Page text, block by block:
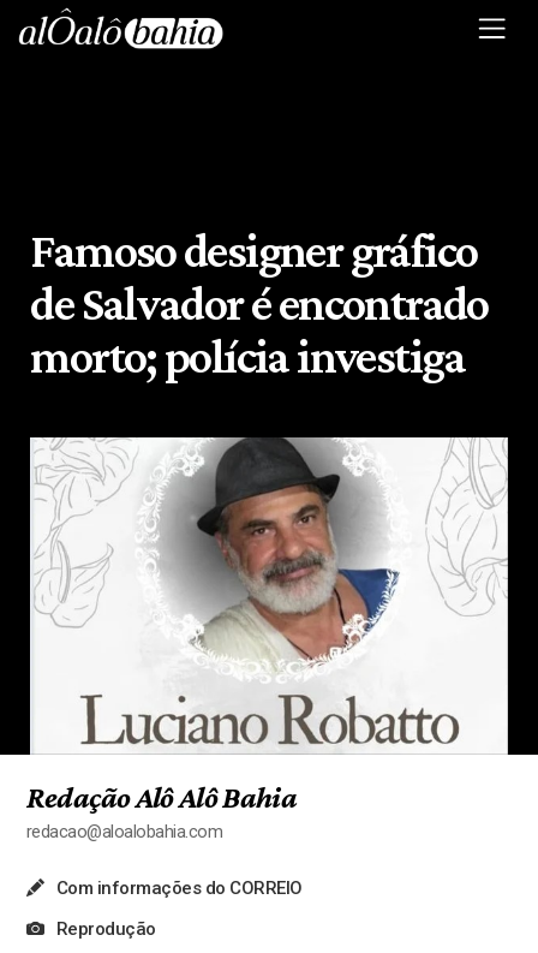
Famoso designer gráfico
de Salvador é encontrado
morto; polícia investiga
Redação Alô Alô Bahia
redacao@aloalobahia.com
Com informações do CORREIO
Reprodução